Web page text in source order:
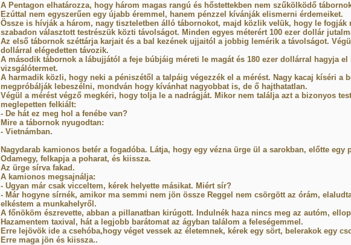
A Pentagon elhatározza, hogy három magas rangú és hőstettekben nem szűkölködő
Ezúttal nem egyszerűen egy újabb éremmel, hanem pénzzel kívánják elismerni érdemeiket.
Össze is hívják a három, nagy tiszteletben álló tábornokot, majd közlik velük, hogy le fogják
szabadon választott testrészük közti távolságot. Minden egyes méterért 100 ezer dollár
Az első tábornok széttárja karjait és a bal kezének ujjaitól a jobbig lemérik a távolságot.
dollárral elégedetten távozik.
A második tábornok a lábujjától a feje búbjáig méreti le magát és 180 ezer dollárral hagyja el
vizsgálótermet.
A harmadik közli, hogy neki a péniszétől a talpáig végezzék el a mérést. Nagy kacaj kíséri a
megpróbálják lebeszélni, mondván hogy kívánhat nagyobbat is, de ő hajthatatlan.
Végül a mérést végző megkéri, hogy tolja le a nadrágját. Mikor nem találja azt a bizonyos
meglepetten felkiált:
- De hát ez meg hol a fenébe van?
Mire a tábornok nyugodtan:
- Vietnámban.
Nagydarab kamionos betér a fogadóba. Látja, hogy egy vézna ürge ül a sarokban, előtte egy
Odamegy, felkapja a poharat, és kiissza.
Az ürge sírva fakad.
A kamionos megsajnálja:
- Ugyan már csak vicceltem, kérek helyette másikat. Miért sír?
- Már hogyne sírnék, amikor ma semmi nem jön össze Reggel nem csörgött az órám,
elkéstem a munkahelyről.
A főnököm észrevette, abban a pillanatban kirúgott. Indulnék haza nincs meg az autóm,
Hazamentem taxival, hát a legjobb barátomat az ágyban találom a feleségemmel.
Erre lejövök ide a csehóba,hogy véget vessek az életemnek, kérek egy sört, belerakok egy
Erre maga jön és kiissza..